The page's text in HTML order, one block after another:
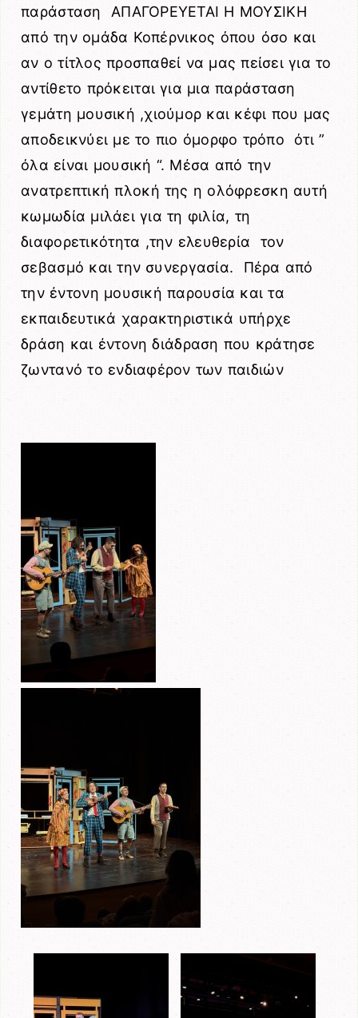
παράσταση ΑΠΑΓΟΡΕΥΕΤΑΙ Η ΜΟΥΣΙΚΗ
από την ομάδα Κοπέρνικος όπου όσο και
αν ο τίτλος προσπαθεί να μας πείσει για το
αντίθετο πρόκειται για μια παράσταση
γεμάτη μουσική ,χιούμορ και κέφι που μας
αποδεικνύει με το πιο όμορφο τρόπο ότι ”
όλα είναι μουσική “. Μέσα από την
ανατρεπτική πλοκή της η ολόφρεσκη αυτή
κωμωδία μιλάει για τη φιλία, τη
διαφορετικότητα ,την ελευθερία τον
σεβασμό και την συνεργασία. Πέρα από
την έντονη μουσική παρουσία και τα
εκπαιδευτικά χαρακτηριστικά υπήρχε
δράση και έντονη διάδραση που κράτησε
ζωντανό το ενδιαφέρον των παιδιών